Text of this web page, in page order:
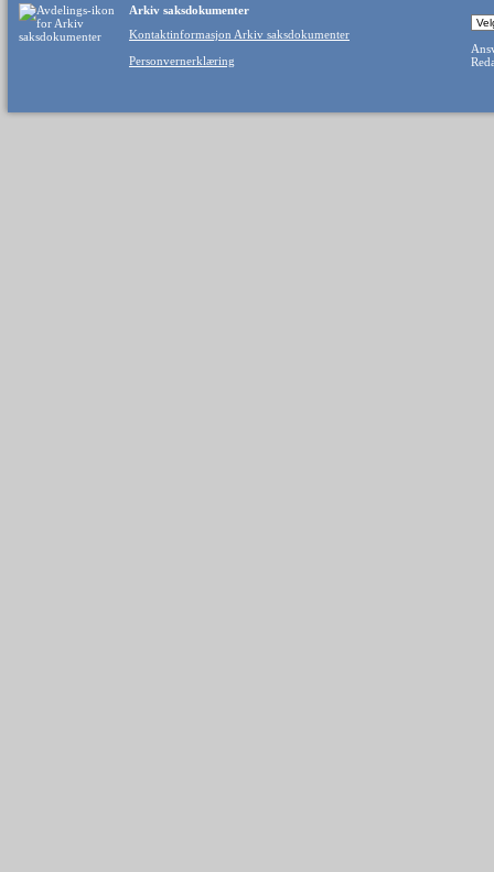
Arkiv saksdokumenter
Kontaktinformasjon Arkiv saksdokumenter
Personvernerklæring